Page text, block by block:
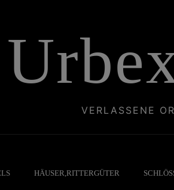
VERLASSENE
HÄUSER,RITTERGÜTER